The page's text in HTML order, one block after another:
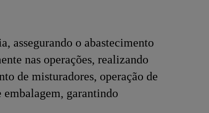
assegurando o abastecimento
nas operações, realizando
de misturadores, operação de
embalagem, garantindo